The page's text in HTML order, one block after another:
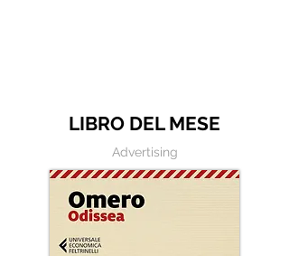
illustrateLIBRO DEL MESE
Advertising